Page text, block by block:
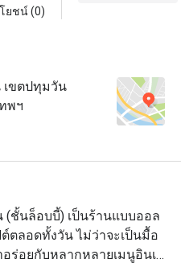
ยชน์ (0)
เขตปทุมวัน
พฯ
(ชั้นล็อบบี้) เป็นร้านแบบออล
ตลอดทั้งวัน ไม่ว่าจะเป็นมื้อ
ร่อยกับหลากหลายเมนูอินเท